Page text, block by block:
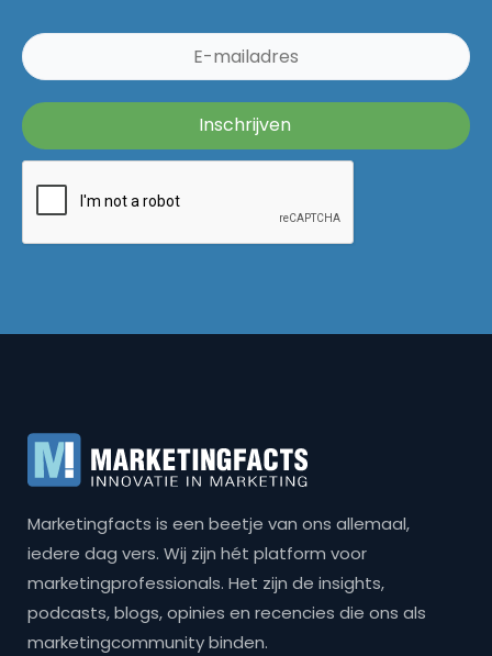
Marketingfacts is een beetje van ons allemaal,
iedere dag vers. Wij zijn hét platform voor
marketingprofessionals. Het zijn de insights,
podcasts, blogs, opinies en recencies die ons als
marketingcommunity binden.